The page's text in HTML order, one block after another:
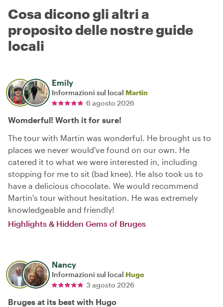
Cosa dicono gli altri a
proposito delle nostre guide
locali
Emily
Informazioni sul local Martin
6 agosto 2026
Womderful! Worth it for sure!
The tour with Martin was wonderful. He brought us to
places we never would've found on our own. He
catered it to what we were interested in, including
stopping for me to sit (bad knee). He also took us to
have a delicious chocolate. We would recommend
Martin's tour without hesitation. He was extremely
knowledgeable and friendly!
Highlights & Hidden Gems of Bruges
Nancy
Informazioni sul local Hugo
3 agosto 2026
Bruges at its best with Hugo